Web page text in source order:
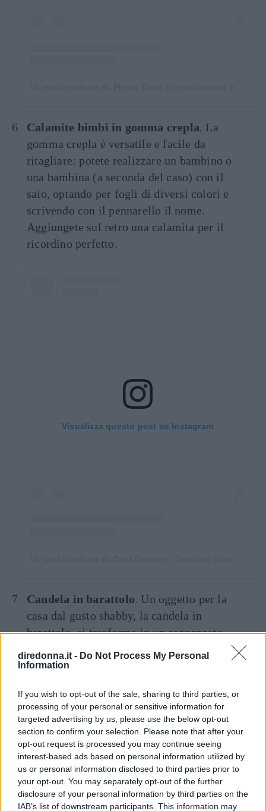
diredonna.it - Do Not Process My Personal
Information
If you wish to opt-out of the sale, sharing to third parties, or
processing of your personal or sensitive information for
targeted advertising by us, please use the below opt-out
section to confirm your selection. Please note that after your
opt-out request is processed you may continue seeing
interest-based ads based on personal information utilized by
us or personal information disclosed to third parties prior to
your opt-out. You may separately opt-out of the further
disclosure of your personal information by third parties on the
IAB’s list of downstream participants. This information may
Calamite bimbi in gomma crepla. La
gomma crepla è versatile e facile da
ritagliare: potete realizzare un bambino o
una bambina (a seconda del caso) con il
saio, optando per fogli di diversi colori e
scrivendo con il pennarello il nome.
Aggiungete sul retro una calamita per il
ricordino perfetto.
Visualizza questo post su Instagram
Candela in barattolo. Un oggetto per la
casa dal gusto shabby, la candela in
barattolo, si trasforma in un segnaposto
perfetto con un’etichetta rustica con il nome
degli invitati.